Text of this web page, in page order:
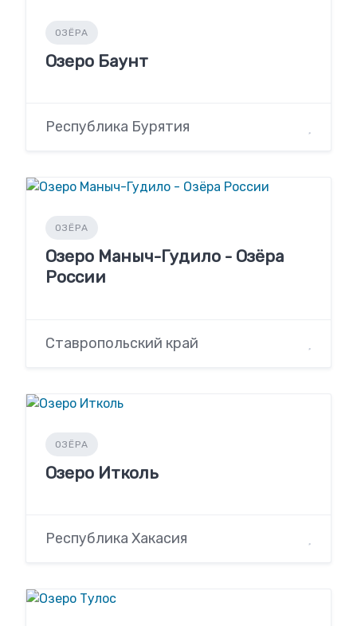
ОЗЁРА
Озеро Баунт
Республика Бурятия
ОЗЁРА
Озеро Маныч-Гудило - Озёра
России
Ставропольский край
ОЗЁРА
Озеро Итколь
Республика Хакасия